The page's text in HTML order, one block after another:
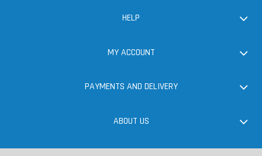
HELP
MY ACCOUNT
PAYMENTS AND DELIVERY
ABOUT US